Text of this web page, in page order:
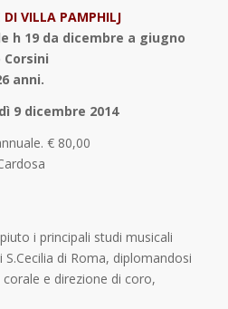
DI VILLA PAMPHILJ
h 19 da dicembre a giugno
anni.
9 dicembre 2014
€ 80,00
i principali studi musicali
di Roma, diplomandosi
e direzione di coro,